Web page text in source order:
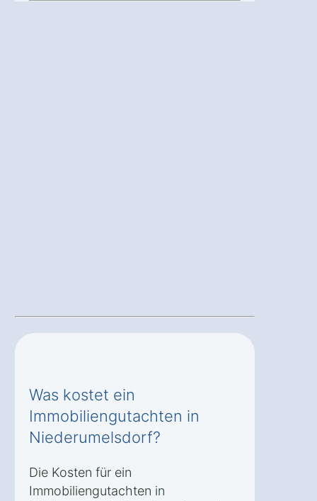
Was kostet ein
Immobiliengutachten in
Niederumelsdorf?
Die Kosten für ein
Immobiliengutachten in